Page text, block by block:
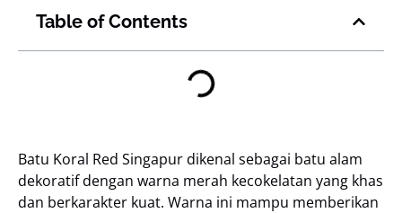
Table of Contents
Batu Koral Red Singapur dikenal sebagai batu alam
dekoratif dengan warna merah kecokelatan yang khas
dan berkarakter kuat. Warna ini mampu memberikan